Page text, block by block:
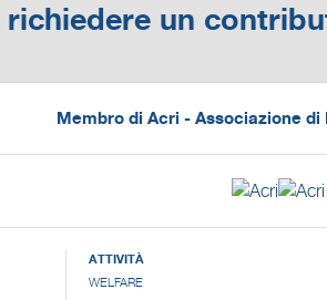
un
Membro di Acri - Associazione
ATTIVITÀ
WELFARE